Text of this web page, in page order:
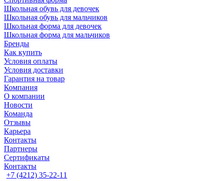
Школьная обувь для девочек
Школьная обувь для мальчиков
Школьная форма для девочек
Школьная форма для мальчиков
Бренды
Как купить
Условия оплаты
Условия доставки
Гарантия на товар
Компания
О компании
Новости
Команда
Отзывы
Карьера
Контакты
Партнеры
Сертификаты
Контакты
+7 (4212) 35-22-11